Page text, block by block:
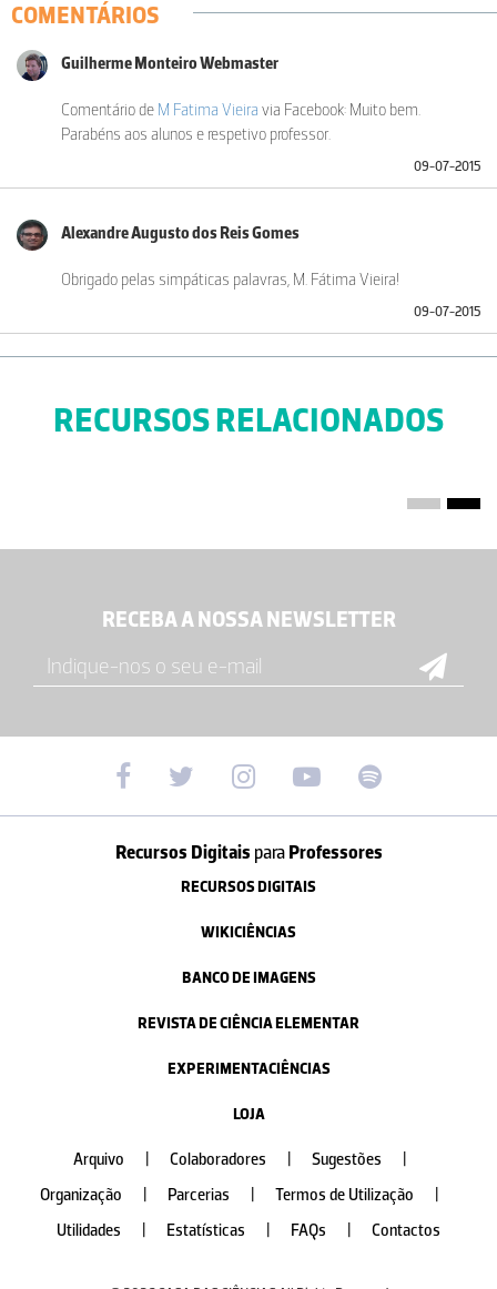
COMENTÁRIOS
Guilherme Monteiro Webmaster
Comentário de M Fatima Vieira via Facebook: Muito bem.
Parabéns aos alunos e respetivo professor.
09-07-2015
Alexandre Augusto dos Reis Gomes
Obrigado pelas simpáticas palavras, M. Fátima Vieira!
09-07-2015
RECURSOS RELACIONADOS
RECEBA A NOSSA NEWSLETTER
Recursos Digitais paraProfessores
RECURSOS DIGITAIS
WIKICIÊNCIAS
BANCO DE IMAGENS
REVISTA DE CIÊNCIA ELEMENTAR
EXPERIMENTACIÊNCIAS
LOJA
Arquivo Colaboradores Sugestões
Organização
Parcerias Termos de Utilização
Utilidades
Estatísticas FAQs Contactos